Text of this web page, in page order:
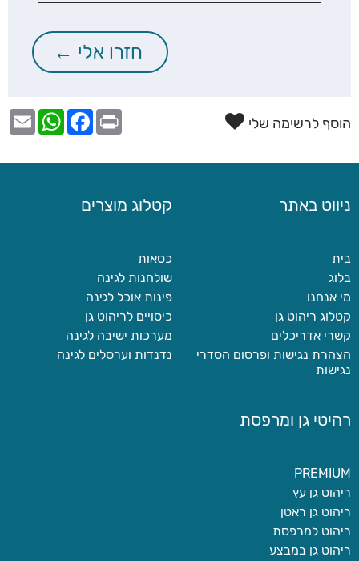
הוסף לרשימה שלי
ניווט באתר
בית
בלוג
מי אנחנו
קטלוג ריהוט גן
קשרי אדריכלים
הצהרת נגישות ופרסום הסדרי
נגישות
קטלוג מוצרים
כסאות
שולחנות לגינה
פינות אוכל לגינה
כיסויים לריהוט גן
מערכות ישיבה לגינה
נדנדות וערסלים לגינה
רהיטי גן ומרפסת
PREMIUM
ריהוט גן עץ
ריהוט גן ראטן
ריהוט למרפסת
ריהוט גן במבצע